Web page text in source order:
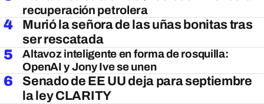
recuperación petrolera
4
Murió la señora de las uñas bonitas tras
ser rescatada
5
Altavoz inteligente en forma de rosquilla:
OpenAI y Jony Ive se unen
6
Senado de EE UU deja para septiembre
la ley CLARITY